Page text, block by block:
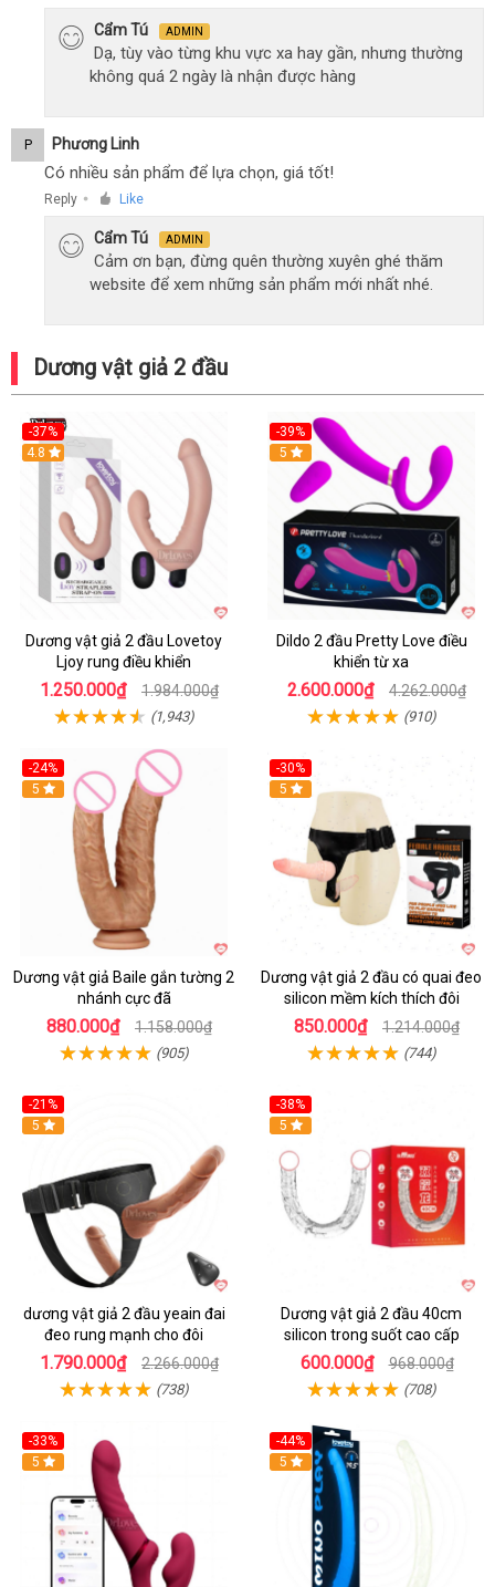
Cẩm Tú ADMIN
Dạ, tùy vào từng khu vực xa hay gần, nhưng thường
không quá 2 ngày là nhận được hàng
P Phương Linh
Có nhiều sản phẩm để lựa chọn, giá tốt!
Reply ● Like
Cẩm Tú ADMIN
Cảm ơn bạn, đừng quên thường xuyên ghé thăm
website để xem những sản phẩm mới nhất nhé.
Dương vật giả 2 đầu
-37%
Hot
4.8
Dương vật giả 2 đầu Lovetoy
Ljoy rung điều khiển
1.250.000₫ 1.984.000₫
(1,943)
-39%
Hot
5
Dildo 2 đầu Pretty Love điều
khiển từ xa
2.600.000₫ 4.262.000₫
(910)
-24%
Hot
5
Dương vật giả Baile gắn tường 2
nhánh cực đã
880.000₫ 1.158.000₫
(905)
-30%
Hot
5
Dương vật giả 2 đầu có quai đeo
silicon mềm kích thích đôi
850.000₫ 1.214.000₫
(744)
-21%
Hot
5
dương vật giả 2 đầu yeain đai
đeo rung mạnh cho đôi
1.790.000₫ 2.266.000₫
(738)
-38%
Hot
5
Dương vật giả 2 đầu 40cm
silicon trong suốt cao cấp
600.000₫ 968.000₫
(708)
-33%
5
-44%
Hot
5